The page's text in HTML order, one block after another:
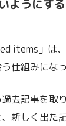
ようにす
items」は
仕組みになっ
去記事を取
新しく出た